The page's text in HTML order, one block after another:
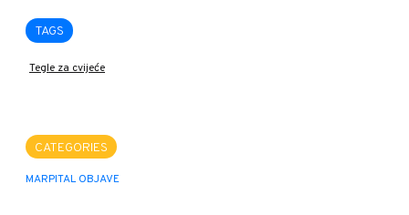
TAGS
Tegle za cvijeće
CATEGORIES
MARPITAL OBJAVE